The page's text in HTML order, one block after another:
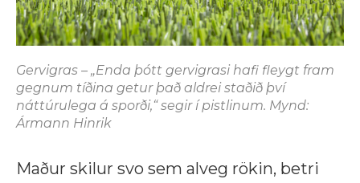
Gervigras – „Enda þótt gervigrasi hafi fleygt fram
gegnum tíðina getur það aldrei staðið því
náttúrulega á sporði,“ segir í pistlinum. Mynd:
Ármann Hinrik
Maður skilur svo sem alveg rökin, betri